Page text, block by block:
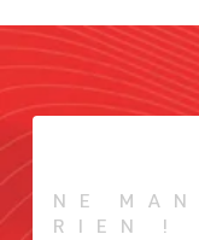
NE
RIEN !